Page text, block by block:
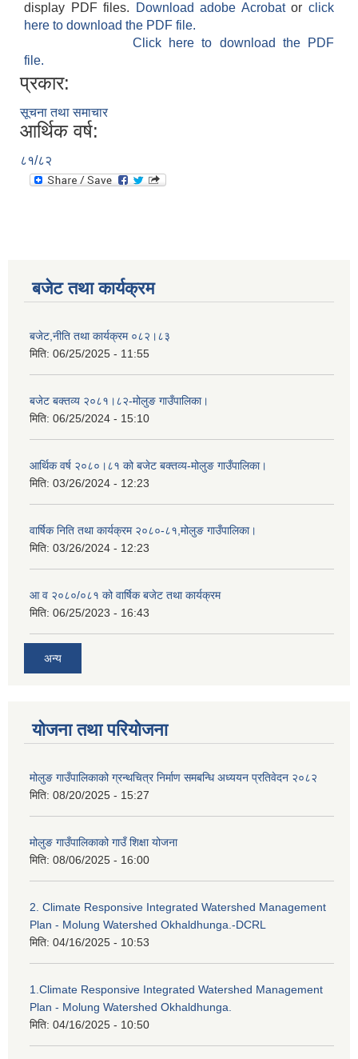
display PDF files.
Download adobe Acrobatorclick
here to download the PDF file.
Click here to download the PDF
file.
प्रकार:
सूचना तथा समाचार
आर्थिक वर्ष:
८१/८२
बजेट तथा कार्यक्रम
बजेट,नीति तथा कार्यक्रम ०८२।८३
मिति: 06/25/2025 - 11:55
बजेट बक्तव्य २०८१।८२-मोलुङ गाउँपालिका।
मिति: 06/25/2024 - 15:10
आर्थिक वर्ष २०८०।८१ को बजेट बक्तव्य-मोलुङ गाउँपालिका।
मिति: 03/26/2024 - 12:23
वार्षिक निति तथा कार्यक्रम २०८०-८१,मोलुङ गाउँपालिका।
मिति: 03/26/2024 - 12:23
आ व २०८०/०८१ को वार्षिक बजेट तथा कार्यक्रम
मिति: 06/25/2023 - 16:43
अन्य
योजना तथा परियोजना
मोलुङ गाउँपालिकाको ग्रन्थचित्र निर्माण समबन्धि अध्ययन प्रतिवेदन २०८२
मिति: 08/20/2025 - 15:27
मोलुङ गाउँपालिकाको गाउँ शिक्षा योजना
मिति: 08/06/2025 - 16:00
2. Climate Responsive Integrated Watershed Management
Plan - Molung Watershed Okhaldhunga.-DCRL
मिति: 04/16/2025 - 10:53
1.Climate Responsive Integrated Watershed Management
Plan - Molung Watershed Okhaldhunga.
मिति: 04/16/2025 - 10:50